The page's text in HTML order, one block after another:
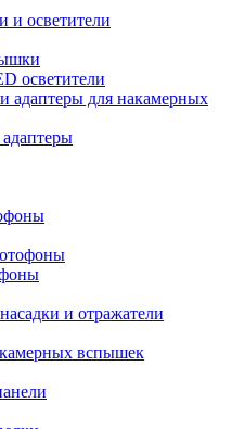
осветители
осветители
адаптеры для накамерных
и отражатели
вспышек